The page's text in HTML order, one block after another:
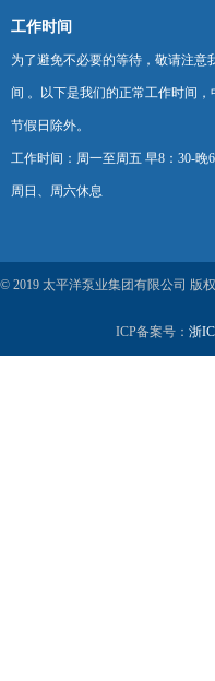
工作时间
为了避免不必要的等待，敬请注意
间 。以下是我们的正常工作时间，
节假日除外。
工作时间：周一至周五 早8：30-晚
周日、周六休息
© 2019 太平洋泵业集团有限公司 版
ICP备案号： 浙